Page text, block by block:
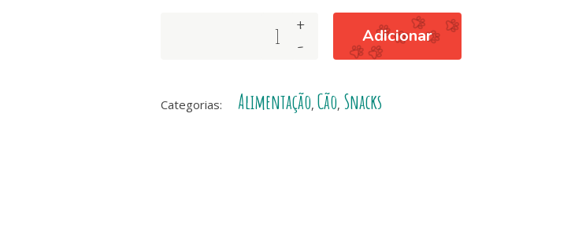
e
-
+ Adicionar
Categorias: Alimentação, Cão, Snacks